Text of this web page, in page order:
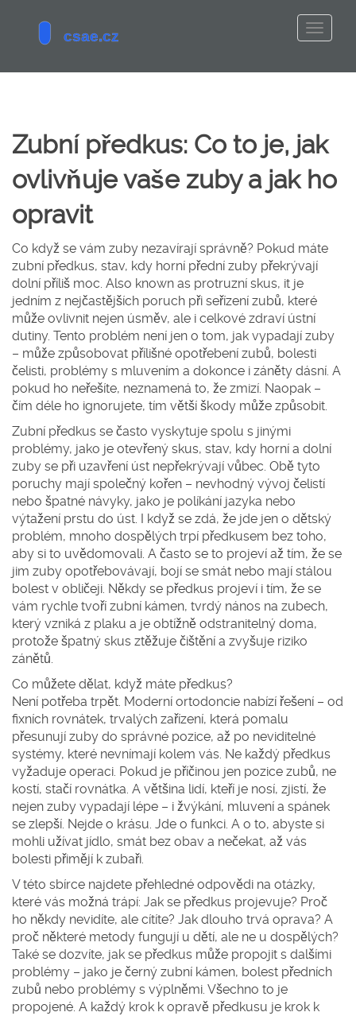
Zubní předkus: Co to je, jak
ovlivňuje vaše zuby a jak ho
opravit
Co když se vám zuby nezavírají správně? Pokud máte
zubní předkus, stav, kdy horní přední zuby překrývají
dolní příliš moc. Also known as protruzní skus, it je
jedním z nejčastějších poruch při seřízení zubů, které
může ovlivnit nejen úsměv, ale i celkové zdraví ústní
dutiny. Tento problém není jen o tom, jak vypadají zuby
– může způsobovat přílišné opotřebení zubů, bolesti
čelisti, problémy s mluvením a dokonce i záněty dásní. A
pokud ho neřešíte, neznamená to, že zmizí. Naopak –
čím déle ho ignorujete, tím větší škody může způsobit.
Zubní předkus se často vyskytuje spolu s jinými
problémy, jako je otevřený skus, stav, kdy horní a dolní
zuby se při uzavření úst nepřekrývají vůbec. Obě tyto
poruchy mají společný kořen – nevhodný vývoj čelistí
nebo špatné návyky, jako je políkání jazyka nebo
výtažení prstu do úst. I když se zdá, že jde jen o dětský
problém, mnoho dospělých trpí předkusem bez toho,
aby si to uvědomovali. A často se to projeví až tím, že se
jim zuby opotřebovávají, bojí se smát nebo mají stálou
bolest v obličeji. Někdy se předkus projeví i tím, že se
vám rychle tvoří zubní kámen, tvrdý nános na zubech,
který vzniká z plaku a je obtížně odstranitelný doma,
protože špatný skus ztěžuje čištění a zvyšuje riziko
zánětů.
Co můžete dělat, když máte předkus?
Není potřeba trpět. Moderní ortodoncie nabízí řešení – od
fixních rovnátek, trvalých zařízení, která pomalu
přesunují zuby do správné pozice, až po neviditelné
systémy, které nevnímají kolem vás. Ne každý předkus
vyžaduje operaci. Pokud je příčinou jen pozice zubů, ne
kostí, stačí rovnátka. A většina lidí, kteří je nosí, zjistí, že
nejen zuby vypadají lépe – i žvýkání, mluvení a spánek
se zlepší. Nejde o krásu. Jde o funkci. A o to, abyste si
mohli užívat jídlo, smát bez obav a nečekat, až vás
bolesti přimějí k zubaři.
V této sbírce najdete přehledné odpovědi na otázky,
které vás možná trápí: Jak se předkus projevuje? Proč
ho někdy nevidíte, ale cítíte? Jak dlouho trvá oprava? A
proč některé metody fungují u dětí, ale ne u dospělých?
Také se dozvíte, jak se předkus může propojit s dalšími
problémy – jako je černý zubní kámen, bolest předních
zubů nebo problémy s výplněmi. Všechno to je
propojené. A každý krok k opravě předkusu je krok k